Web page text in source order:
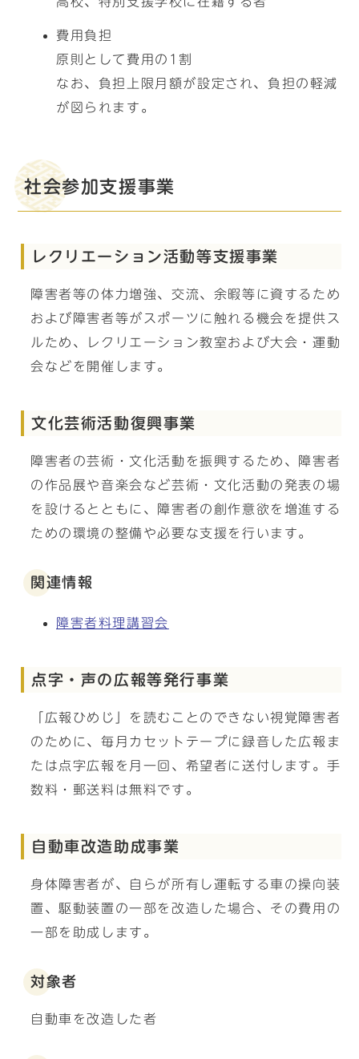
費用負担
原則として費用の1割
なお、負担上限月額が設定され、負担の軽減
が図られます。
社会参加支援事業
レクリエーション活動等支援事業
障害者等の体力増強、交流、余暇等に資するため
および障害者等がスポーツに触れる機会を提供ス
ルため、レクリエーション教室および大会・運動
会などを開催します。
文化芸術活動復興事業
障害者の芸術・文化活動を振興するため、障害者
の作品展や音楽会など芸術・文化活動の発表の場
を設けるとともに、障害者の創作意欲を増進する
ための環境の整備や必要な支援を行います。
関連情報
障害者料理講習会
点字・声の広報等発行事業
「広報ひめじ」を読むことのできない視覚障害者
のために、毎月カセットテープに録音した広報ま
たは点字広報を月一回、希望者に送付します。手
数料・郵送料は無料です。
自動車改造助成事業
身体障害者が、自らが所有し運転する車の操向装
置、駆動装置の一部を改造した場合、その費用の
一部を助成します。
対象者
自動車を改造した者